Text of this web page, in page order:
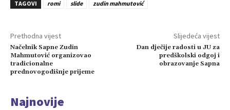
TAGOVI romi slide zudin mahmutović
Prethodna vijest
Načelnik Sapne Zudin
Mahmutović organizovao
tradicionalne
prednovogodišnje prijeme
Slijedeća vijest
Dan dječije radosti u JU za
predškolski odgoj i
obrazovanje Sapna
Najnovije